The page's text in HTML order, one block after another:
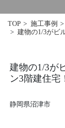
TOP 施工事例
建物の1/3がビ
建物の1/3が
ン3階建住宅
静岡県沼津市
商品ラインナ
施工事例
お客様の声